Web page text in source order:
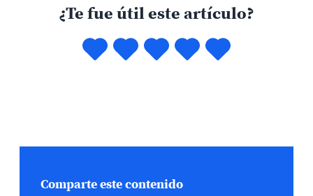
¿Te fue útil este artículo?
Comparte este contenido